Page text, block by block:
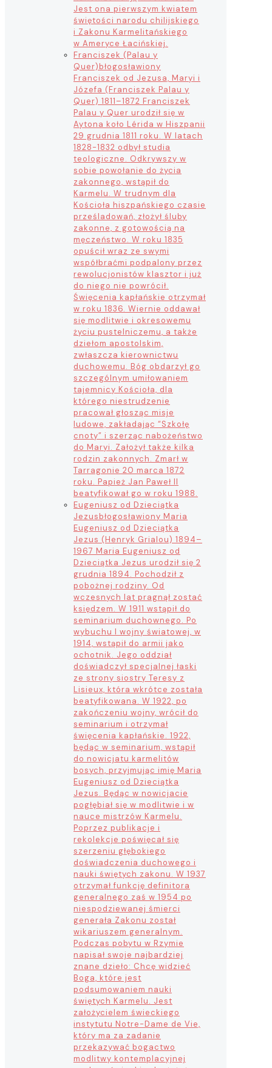
Jest ona pierwszym kwiatem
świętości narodu chilijskiego
i Zakonu Karmelitańskiego
w Ameryce Łacińskiej.
Franciszek (Palau y
Quer)błogosławiony
Franciszek od Jezusa, Maryi i
Józefa (Franciszek Palau y
Quer) 1811–1872 Franciszek
Palau y Quer urodził się w
Aytona koło Lérida w Hiszpanii
29 grudnia 1811 roku. W latach
1828-1832 odbył studia
teologiczne. Odkrywszy w
sobie powołanie do życia
zakonnego, wstąpił do
Karmelu. W trudnym dla
Kościoła hiszpańskiego czasie
prześladowań, złożył śluby
zakonne, z gotowością na
męczeństwo. W roku 1835
opuścił wraz ze swymi
współbraćmi podpalony przez
rewolucjonistów klasztor i już
do niego nie powrócił.
Święcenia kapłańskie otrzymał
w roku 1836. Wiernie oddawał
się modlitwie i okresowemu
życiu pustelniczemu, a także
dziełom apostolskim,
zwłaszcza kierownictwu
duchowemu. Bóg obdarzył go
szczególnym umiłowaniem
tajemnicy Kościoła, dla
którego niestrudzenie
pracował głosząc misje
ludowe, zakładając “Szkołę
cnoty” i szerząc nabożeństwo
do Maryi. Założył także kilka
rodzin zakonnych. Zmarł w
Tarragonie 20 marca 1872
roku. Papież Jan Paweł II
beatyfikował go w roku 1988.
Eugeniusz od Dzieciątka
Jezusbłogosławiony Maria
Eugeniusz od Dzieciątka
Jezus (Henryk Grialou) 1894–
1967 Maria Eugeniusz od
Dzieciątka Jezus urodził się 2
grudnia 1894. Pochodził z
pobożnej rodziny. Od
wczesnych lat pragnął zostać
księdzem. W 1911 wstąpił do
seminarium duchownego. Po
wybuchu I wojny światowej, w
1914, wstąpił do armii jako
ochotnik. Jego oddział
doświadczył specjalnej łaski
ze strony siostry Teresy z
Lisieux, która wkrótce została
beatyfikowana. W 1922, po
zakończeniu wojny, wrócił do
seminarium i otrzymał
święcenia kapłańskie. 1922,
będąc w seminarium, wstąpił
do nowicjatu karmelitów
bosych, przyjmując imię Maria
Eugeniusz od Dzieciątka
Jezus. Będąc w nowicjacie
pogłębiał się w modlitwie i w
nauce mistrzów Karmelu.
Poprzez publikacje i
rekolekcje poświęcał się
szerzeniu głębokiego
doświadczenia duchowego i
nauki świętych zakonu. W 1937
otrzymał funkcję definitora
generalnego zaś w 1954 po
niespodziewanej śmierci
generała Zakonu został
wikariuszem generalnym.
Podczas pobytu w Rzymie
napisał swoje najbardziej
znane dzieło: Chcę widzieć
Boga, które jest
podsumowaniem nauki
świętych Karmelu. Jest
założycielem świeckiego
instytutu Notre-Dame de Vie,
który ma za zadanie
przekazywać bogactwo
modlitwy kontemplacyjnej